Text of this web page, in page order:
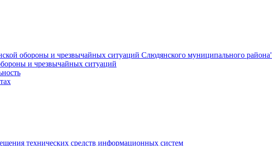
обороны и чрезвычайных ситуаций Слюдянского муниципального
и чрезвычайных ситуаций
технических средств информационных систем